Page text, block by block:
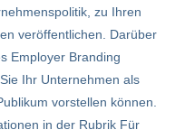
zu Ihren
veröffentlichen. Darüber
Employer Branding
Ihr Unternehmen als
vorstellen können.
in der Rubrik Für